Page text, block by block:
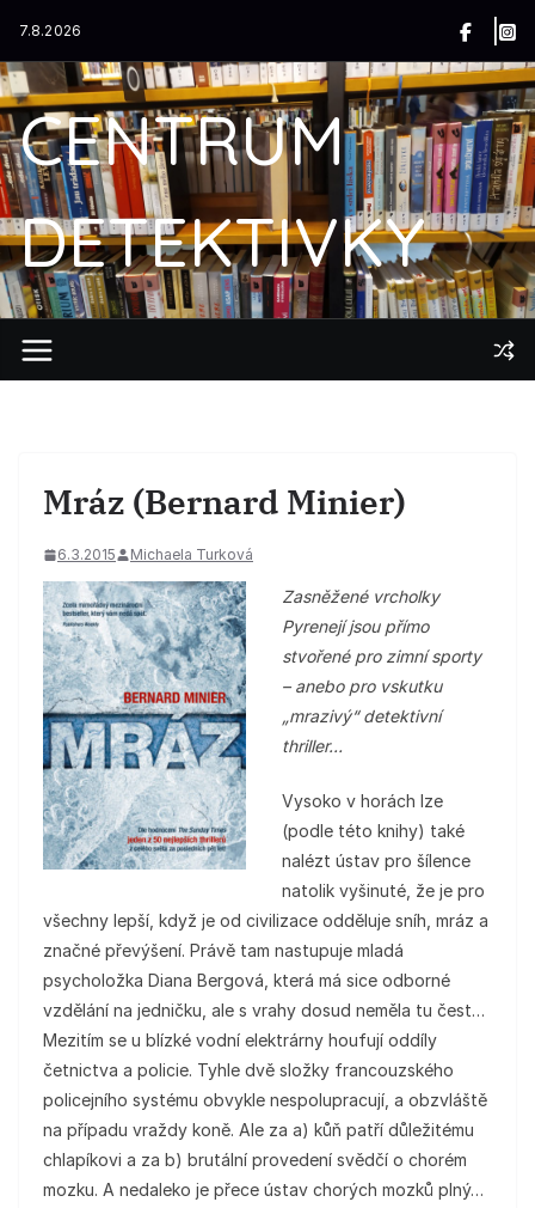
obsah
7.8.2026
CENTRUM
DETEKTIVKY
Mráz (Bernard Minier)
6.3.2015 Michaela Turková
Zasněžené vrcholky
Pyrenejí jsou přímo
stvořené pro zimní sporty
– anebo pro vskutku
„mrazivý“ detektivní
thriller…
Vysoko v horách lze
(podle této knihy) také
nalézt ústav pro šílence
natolik vyšinuté, že je pro
všechny lepší, když je od civilizace odděluje sníh, mráz a
značné převýšení. Právě tam nastupuje mladá
psycholožka Diana Bergová, která má sice odborné
vzdělání na jedničku, ale s vrahy dosud neměla tu čest…
Mezitím se u blízké vodní elektrárny houfují oddíly
četnictva a policie. Tyhle dvě složky francouzského
policejního systému obvykle nespolupracují, a obzvláště
na případu vraždy koně. Ale za a) kůň patří důležitému
chlapíkovi a za b) brutální provedení svědčí o chorém
mozku. A nedaleko je přece ústav chorých mozků plný…